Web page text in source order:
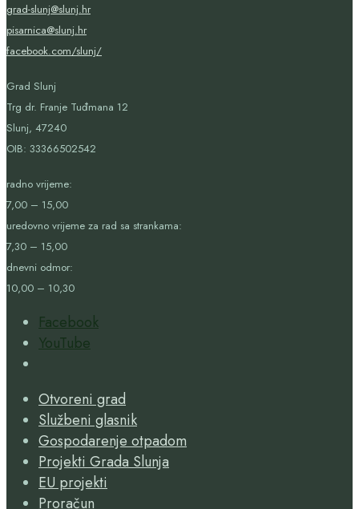
grad-slunj@slunj.hr
pisarnica@slunj.hr
facebook.com/slunj/
Grad Slunj
Trg dr. Franje Tuđmana 12
Slunj, 47240
OIB: 33366502542
radno vrijeme:
7,00 – 15,00
uredovno vrijeme za rad sa strankama:
7,30 – 15,00
dnevni odmor:
10,00 – 10,30
Facebook
YouTube
Window
Otvoreni grad
Službeni glasnik
Gospodarenje otpadom
Projekti Grada Slunja
EU projekti
Proračun